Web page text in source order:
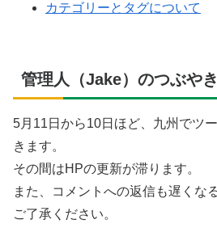
カテゴリーとタグについて
管理人（Jake）のつぶやき
5月11日から10日ほど、九州でツ
きます。
その間はHPの更新が滞ります。
また、コメントへの返信も遅くな
ご了承ください。